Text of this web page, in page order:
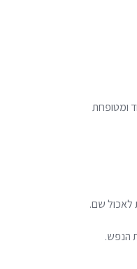
ומטופחת
לאכול שם.
הנפש.